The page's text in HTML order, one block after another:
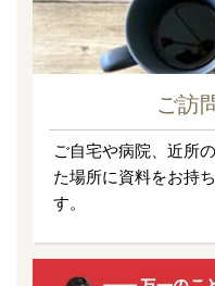
ご訪
ご自宅や病院、近所
た場所に資料をお持
す。